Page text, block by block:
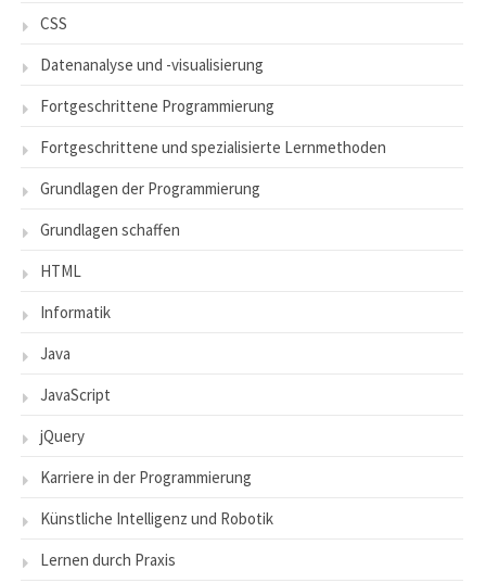
CSS
Datenanalyse und -visualisierung
Fortgeschrittene Programmierung
Fortgeschrittene und spezialisierte Lernmethoden
Grundlagen der Programmierung
Grundlagen schaffen
HTML
Informatik
Java
JavaScript
jQuery
Karriere in der Programmierung
Künstliche Intelligenz und Robotik
Lernen durch Praxis